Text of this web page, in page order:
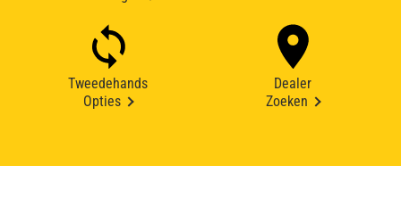
Tweedehands
Opties
Dealer
Zoeken